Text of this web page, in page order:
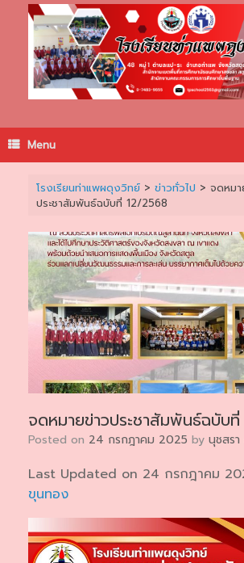
Menu
โรงเรียนท่าแพผดุงวิทย์> ข่าวทั่วไป > จดหมา
ประชาสัมพันธ์ฉบับที่ 12/2568
จดหมายข่าวประชาสัมพันธ์ฉบับ
Posted on 24 กรกฎาคม 2025 by นุชสร
Last Updated on 24 กรกฎาคม
ขุนทอง